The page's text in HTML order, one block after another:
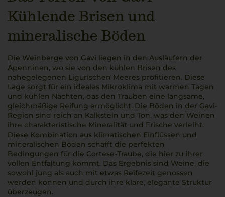
Kühlende Brisen und
mineralische Böden
Die Weinberge von Gavi liegen in den Ausläufern der
Apenninen, wo sie von den kühlen Brisen des
nahegelegenen Ligurischen Meeres profitieren. Diese
Lage sorgt für ein ideales Mikroklima mit warmen Tagen
und kühlen Nächten, das den Trauben eine langsame,
gleichmäßige Reifung ermöglicht. Die Böden in der Gavi-
Region sind reich an Kalkstein und Ton, was den Weinen
ihre charakteristische Mineralität und Frische verleiht.
Diese Kombination aus klimatischen Einflüssen und
mineralischen Böden schafft die perfekten
Bedingungen für die Cortese-Traube, die hier zu ihrer
vollen Entfaltung kommt. Das Ergebnis sind Weine, die
sowohl jung als auch mit etwas Reifezeit genossen
werden können und durch ihre klare, elegante Struktur
überzeugen.